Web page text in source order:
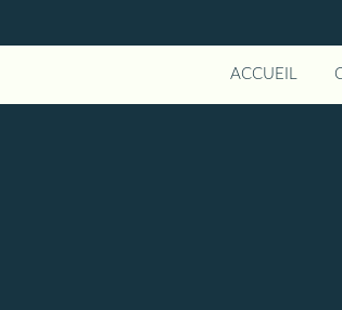
ACCUEIL